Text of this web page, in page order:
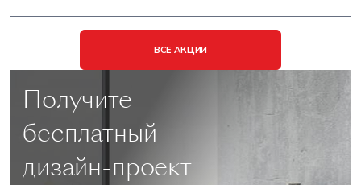
ВСЕ АКЦИИ
Получите
бесплатный
дизайн-проект